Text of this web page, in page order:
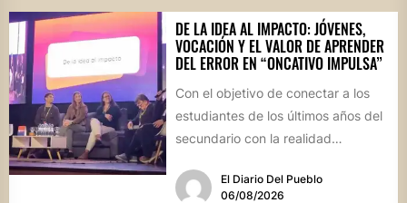
DE LA IDEA AL IMPACTO: JÓVENES,
VOCACIÓN Y EL VALOR DE APRENDER
DEL ERROR EN “ONCATIVO IMPULSA”
Con el objetivo de conectar a los
estudiantes de los últimos años del
secundario con la realidad
El Diario Del Pueblo
06/08/2026